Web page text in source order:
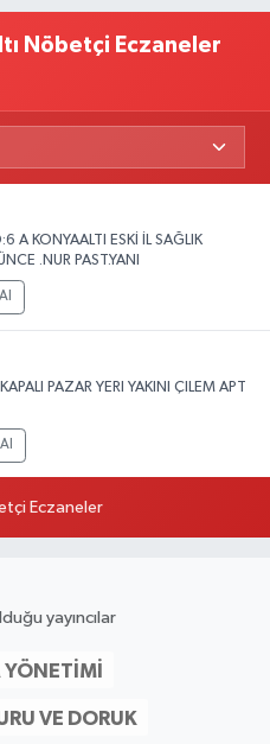
Nöbetçi Eczaneler
A KONYAALTI ESKİ İL SAĞLIK
.NUR PAST.YANI
PAZAR YERI YAKINI ÇILEM APT
Eczaneler
yayıncılar
YÖNETIMI
VE DORUK